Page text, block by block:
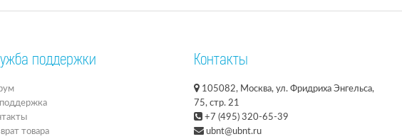
поддержки
товара
Контакты
105082, Москва, ул. Фридриха Энгельса,
75, стр. 21
+7 (495) 320-65-39
ubnt@ubnt.ru